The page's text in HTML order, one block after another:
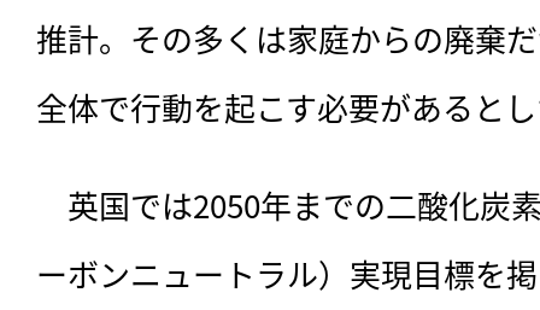
推計。その多くは家庭からの廃棄
全体で行動を起こす必要があると
英国では2050年までの二酸化炭
ーボンニュートラル）実現目標を